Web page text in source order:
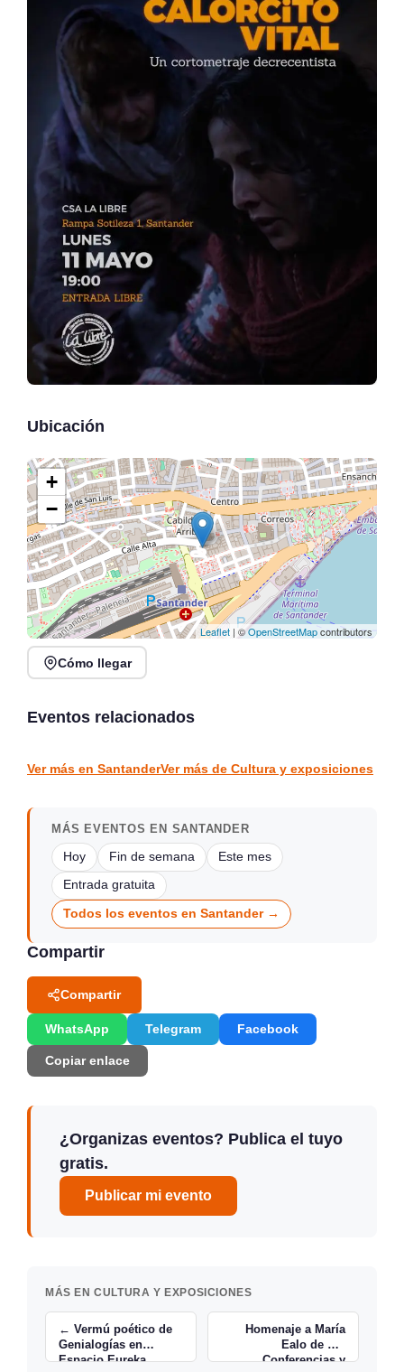
Ubicación
+
−
Leaflet | ©OpenStreetMapcontributors
Cómo llegar
Eventos relacionados
Veranos en Jado en
Santander
Ver más en SantanderVer más de Cultura y exposiciones
MÁS EVENTOS EN SANTANDER
Hoy Fin de semana Este mes
Entrada gratuita
Todos los eventos en Santander →
Compartir
Compartir
WhatsApp Telegram Facebook
Copiar enlace
¿Organizas eventos? Publica el tuyo
gratis.
Publicar mi evento
MÁS EN CULTURA Y EXPOSICIONES
← Vermú poético de
Genialogías en
Espacio Eureka
Homenaje a María
Ealo de Sá:
Conferencias y